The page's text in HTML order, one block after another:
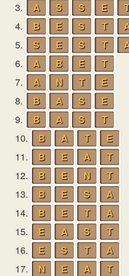
3.
A S S E
4.
B E S T
5.
S E S T
6.
A B E
T
7.
A N T
E
8.
B A S
E
9.
B A S
T
10.
B A T
E
11.
B E A
T
12.
B E N
T
13.
B E S
A
14.
B E T
A
15.
E A S
T
16.
E S T
A
17.
N E A
T